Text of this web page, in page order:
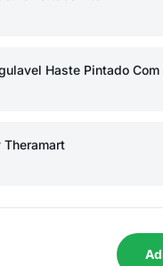
Haste Pintado
Theramart